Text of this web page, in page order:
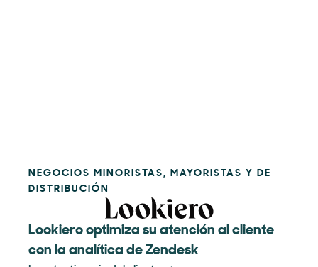
NEGOCIOS MINORISTAS, MAYORISTAS Y DE
DISTRIBUCIÓN
Lookiero optimiza su atención al cliente
con la analítica de Zendesk